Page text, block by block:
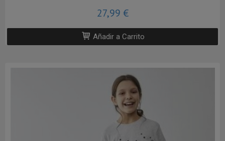
27,99 €
Añadir a Carrito